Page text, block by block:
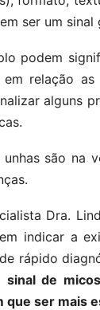
ser um sinal
podem
relação
alguns
são na
Dra.
indicar a
rápido
de
que ser mais